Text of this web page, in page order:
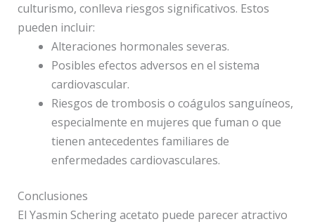
culturismo, conlleva riesgos significativos. Estos
pueden incluir:
Alteraciones hormonales severas.
Posibles efectos adversos en el sistema
cardiovascular.
Riesgos de trombosis o coágulos sanguíneos,
especialmente en mujeres que fuman o que
tienen antecedentes familiares de
enfermedades cardiovasculares.
Conclusiones
El Yasmin Schering acetato puede parecer atractivo